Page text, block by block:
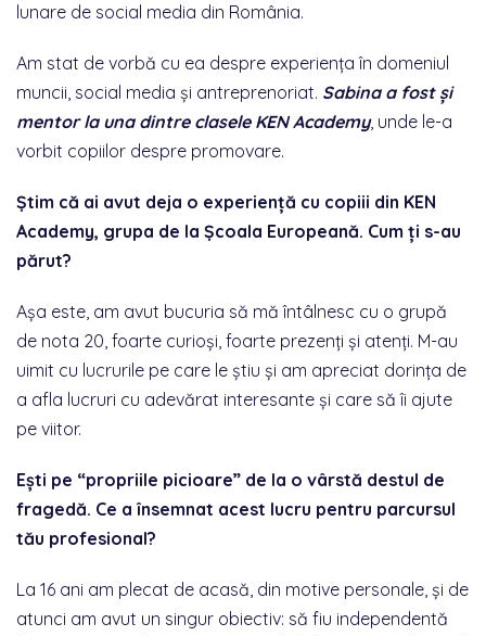
lunare de social media din România.
Am stat de vorbă cu ea despre experiența în domeniul
muncii, social media și antreprenoriat. Sabina a fost și
mentor la una dintre clasele KEN Academy, unde le-a
vorbit copiilor despre promovare.
Știm că ai avut deja o experiență cu copiii din KEN
Academy, grupa de la Școala Europeană. Cum ți s-au
părut?
Așa este, am avut bucuria să mă întâlnesc cu o grupă
de nota 20, foarte curioși, foarte prezenți și atenți. M-au
uimit cu lucrurile pe care le știu și am apreciat dorința de
a afla lucruri cu adevărat interesante și care să îi ajute
pe viitor.
Ești pe “propriile picioare” de la o vârstă destul de
fragedă. Ce a însemnat acest lucru pentru parcursul
tău profesional?
La 16 ani am plecat de acasă, din motive personale, și de
atunci am avut un singur obiectiv: să fiu independentă